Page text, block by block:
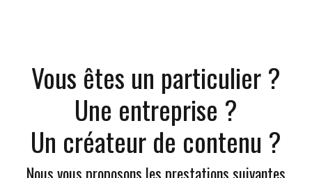
Vous êtes un particulier ?
Une entreprise ?
Un créateur de contenu ?
Nous vous proposons les prestations suivantes